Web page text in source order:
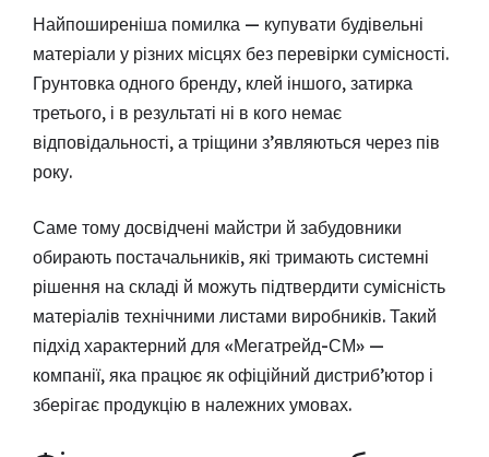
Найпоширеніша помилка — купувати будівельні
матеріали у різних місцях без перевірки сумісності.
Грунтовка одного бренду, клей іншого, затирка
третього, і в результаті ні в кого немає
відповідальності, а тріщини з’являються через пів
року.
Саме тому досвідчені майстри й забудовники
обирають постачальників, які тримають системні
рішення на складі й можуть підтвердити сумісність
матеріалів технічними листами виробників. Такий
підхід характерний для «Мегатрейд-СМ» —
компанії, яка працює як офіційний дистриб’ютор і
зберігає продукцію в належних умовах.